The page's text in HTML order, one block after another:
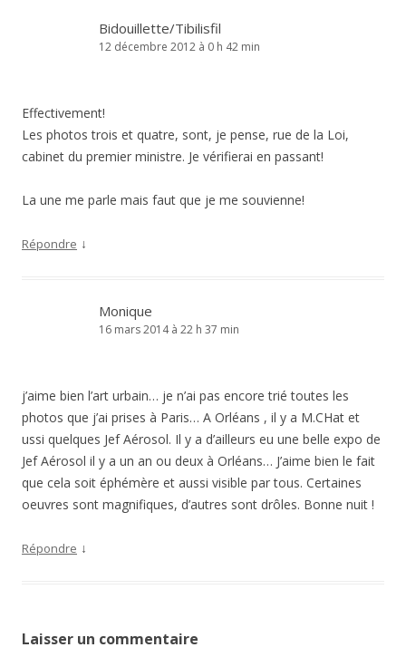
Bidouillette/Tibilisfil
12 décembre 2012 à 0 h 42 min
Effectivement!
Les photos trois et quatre, sont, je pense, rue de la Loi,
cabinet du premier ministre. Je vérifierai en passant!
La une me parle mais faut que je me souvienne!
Répondre ↓
Monique
16 mars 2014 à 22 h 37 min
j’aime bien l’art urbain… je n’ai pas encore trié toutes les
photos que j’ai prises à Paris… A Orléans , il y a M.CHat et
ussi quelques Jef Aérosol. Il y a d’ailleurs eu une belle expo de
Jef Aérosol il y a un an ou deux à Orléans… J’aime bien le fait
que cela soit éphémère et aussi visible par tous. Certaines
oeuvres sont magnifiques, d’autres sont drôles. Bonne nuit !
Répondre ↓
Laisser un commentaire